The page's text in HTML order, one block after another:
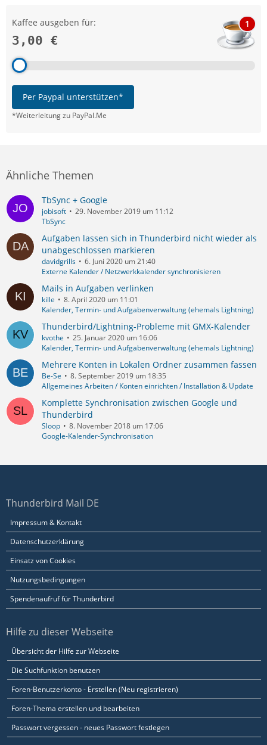
Kaffee ausgeben für:
3,00 €
1
Per Paypal unterstützen*
*Weiterleitung zu PayPal.Me
Ähnliche Themen
TbSync + Google
jobisoft
29. November 2019 um 11:12
TbSync
Aufgaben lassen sich in Thunderbird nicht wieder als
unabgeschlossen markieren
davidgrills
6. Juni 2020 um 21:40
Externe Kalender / Netzwerkkalender synchronisieren
Mails in Aufgaben verlinken
kille
8. April 2020 um 11:01
Kalender, Termin- und Aufgabenverwaltung (ehemals Lightning)
Thunderbird/Lightning-Probleme mit GMX-Kalender
kvothe
25. Januar 2020 um 16:06
Kalender, Termin- und Aufgabenverwaltung (ehemals Lightning)
Mehrere Konten in Lokalen Ordner zusammen fassen
Be-Se
8. September 2019 um 18:35
Allgemeines Arbeiten / Konten einrichten / Installation & Update
Komplette Synchronisation zwischen Google und
Thunderbird
Sloop
8. November 2018 um 17:06
Google-Kalender-Synchronisation
Thunderbird Mail DE
Impressum & Kontakt
Datenschutzerklärung
Einsatz von Cookies
Nutzungsbedingungen
Spendenaufruf für Thunderbird
Hilfe zu dieser Webseite
Übersicht der Hilfe zur Webseite
Die Suchfunktion benutzen
Foren-Benutzerkonto - Erstellen (Neu registrieren)
Foren-Thema erstellen und bearbeiten
Passwort vergessen - neues Passwort festlegen